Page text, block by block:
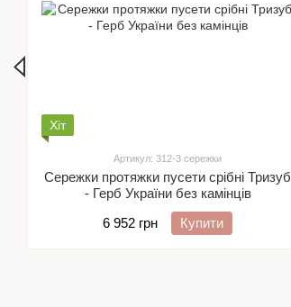
Хіт
Артикул: 312-3 сережки
Сережки протяжки пусети срібні Тризуб
- Герб України без камінців
6 952 грн
Купити